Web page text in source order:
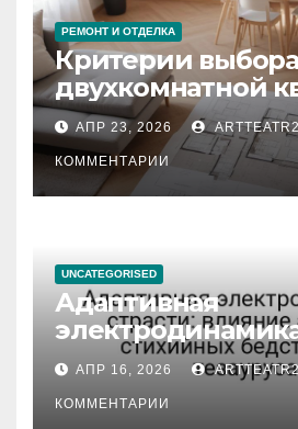
РЕМОНТ И ОТДЕЛКА
Критерии выбора
двухкомнатной
планировка,
состояние и
АПР 23, 2026
КОММЕНТАРИИ
UNCATEGORISED
Адаптивная
влияние анализа
стихийных
тезауруса
АПР 16, 2026
КОММЕНТАРИИ